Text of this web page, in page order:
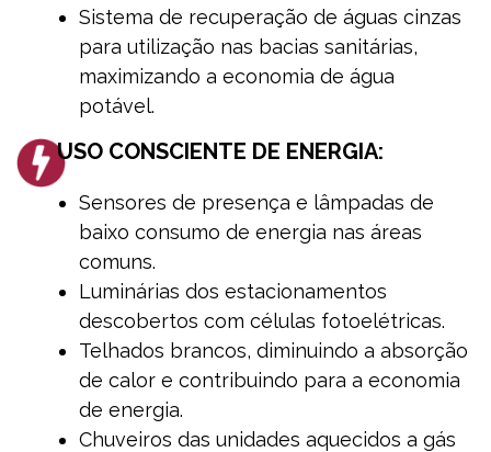
Sistema de recuperação de águas cinzas
para utilização nas bacias sanitárias,
maximizando a economia de água
potável.
USO CONSCIENTE DE ENERGIA:
Sensores de presença e lâmpadas de
baixo consumo de energia nas áreas
comuns.
Luminárias dos estacionamentos
descobertos com células fotoelétricas.
Telhados brancos, diminuindo a absorção
de calor e contribuindo para a economia
de energia.
Chuveiros das unidades aquecidos a gás